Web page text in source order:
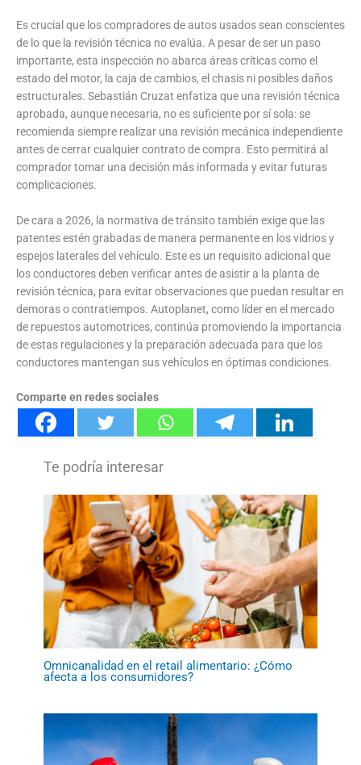
Es crucial que los compradores de autos usados sean conscientes
de lo que la revisión técnica no evalúa. A pesar de ser un paso
importante, esta inspección no abarca áreas críticas como el
estado del motor, la caja de cambios, el chasis ni posibles daños
estructurales. Sebastián Cruzat enfatiza que una revisión técnica
aprobada, aunque necesaria, no es suficiente por sí sola: se
recomienda siempre realizar una revisión mecánica independiente
antes de cerrar cualquier contrato de compra. Esto permitirá al
comprador tomar una decisión más informada y evitar futuras
complicaciones.
De cara a 2026, la normativa de tránsito también exige que las
patentes estén grabadas de manera permanente en los vidrios y
espejos laterales del vehículo. Este es un requisito adicional que
los conductores deben verificar antes de asistir a la planta de
revisión técnica, para evitar observaciones que puedan resultar en
demoras o contratiempos. Autoplanet, como líder en el mercado
de repuestos automotrices, continúa promoviendo la importancia
de estas regulaciones y la preparación adecuada para que los
conductores mantengan sus vehículos en óptimas condiciones.
Comparte en redes sociales
Omnicanalidad en el retail alimentario: ¿Cómo
afecta a los consumidores?